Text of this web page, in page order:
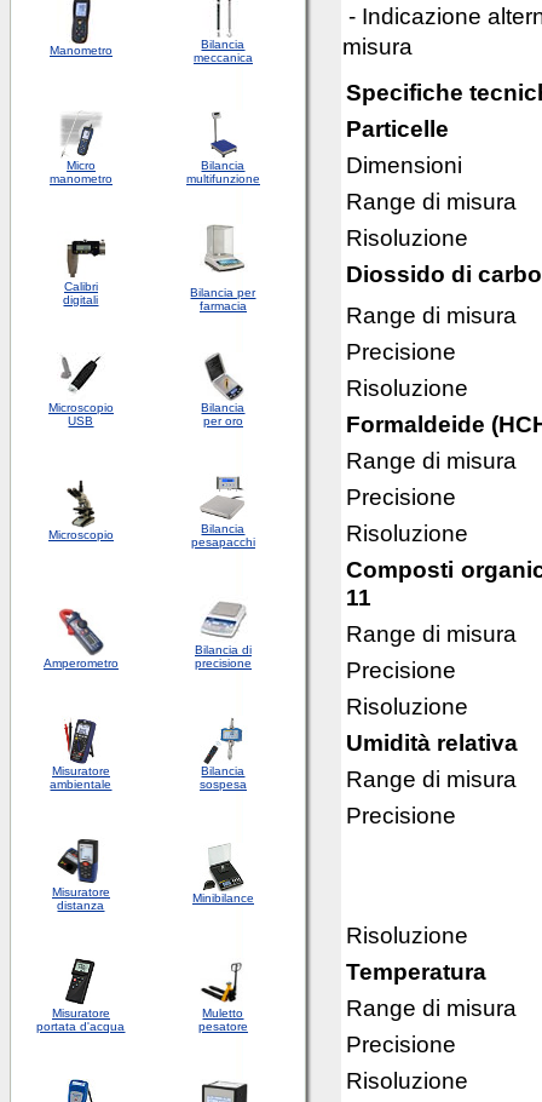
Manometro
Bilancia
meccanica
Micro
manometro
Bilancia
multifunzione
Calibri
digitali
Bilancia per
farmacia
Microscopio
USB
Bilancia
per oro
Microscopio
Bilancia
pesapacchi
Amperometro
Bilancia di
precisione
Misuratore
ambientale
Bilancia
sospesa
Misuratore
distanza
Minibilance
Misuratore
portata d'acqua
Muletto
pesatore
- Indicazione
misura
Specifiche
Particelle
Dimensioni
Range di misura
Risoluzione
Diossido di
Range di misura
Precisione
Risoluzione
Formaldeide
Range di misura
Precisione
Risoluzione
Composti
11
Range di misura
Precisione
Risoluzione
Umidità relativa
Range di misura
Precisione
Risoluzione
Temperatura
Range di misura
Precisione
Risoluzione